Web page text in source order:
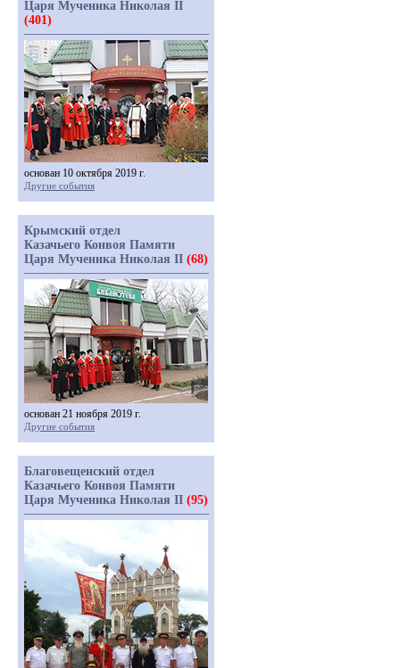
Царя Мученика Николая II
(401)
основан 10 октября 2019 г.
Другие события
Крымский отдел
Казачьего Конвоя Памяти
Царя Мученика Николая II (68)
основан 21 ноября 2019 г.
Другие события
Благовещенский отдел
Казачьего Конвоя Памяти
Царя Мученика Николая II (95)